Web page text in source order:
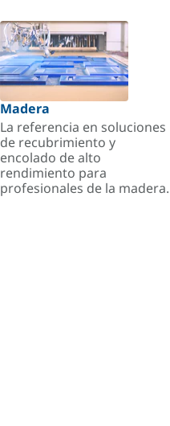
Madera
La referencia en soluciones
de recubrimiento y
encolado de alto
rendimiento para
profesionales de la madera.